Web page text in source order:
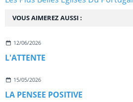
VOUS AIMEREZ AUSSI :
12/06/2026
L'ATTENTE
15/05/2026
LA PENSEE POSITIVE